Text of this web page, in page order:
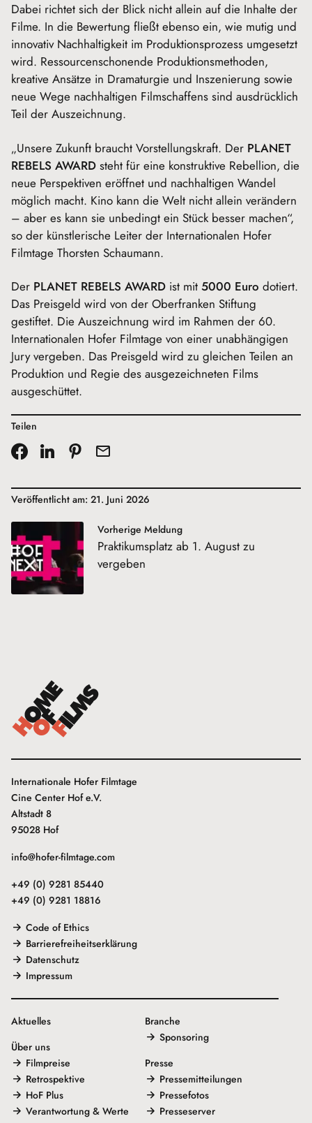
Dabei richtet sich der Blick nicht allein auf die Inhalte der
Filme. In die Bewertung fließt ebenso ein, wie mutig und
innovativ Nachhaltigkeit im Produktionsprozess umgesetzt
wird. Ressourcenschonende Produktionsmethoden,
kreative Ansätze in Dramaturgie und Inszenierung sowie
neue Wege nachhaltigen Filmschaffens sind ausdrücklich
Teil der Auszeichnung.
„Unsere Zukunft braucht Vorstellungskraft. Der PLANET
REBELS AWARD steht für eine konstruktive Rebellion, die
neue Perspektiven eröffnet und nachhaltigen Wandel
möglich macht. Kino kann die Welt nicht allein verändern
– aber es kann sie unbedingt ein Stück besser machen“,
so der künstlerische Leiter der Internationalen Hofer
Filmtage Thorsten Schaumann.
Der PLANET REBELS AWARD ist mit 5000 Euro dotiert.
Das Preisgeld wird von der Oberfranken Stiftung
gestiftet. Die Auszeichnung wird im Rahmen der 60.
Internationalen Hofer Filmtage von einer unabhängigen
Jury vergeben. Das Preisgeld wird zu gleichen Teilen an
Produktion und Regie des ausgezeichneten Films
ausgeschüttet.
Teilen
Veröffentlicht am: 21. Juni 2026
Vorherige Meldung
Praktikumsplatz ab 1. August zu
vergeben
Internationale Hofer Filmtage
Cine Center Hof e.V.
Altstadt 8
95028 Hof
info@hofer-filmtage.com
+49 (0) 9281 85440
+49 (0) 9281 18816
Code of Ethics
Barrierefreiheitserklärung
Datenschutz
Impressum
Aktuelles
Über uns
Filmpreise
Retrospektive
HoF Plus
Verantwortung & Werte
Branche
Sponsoring
Presse
Pressemitteilungen
Pressefotos
Presseserver